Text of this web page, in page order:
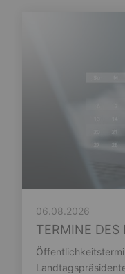
06.08.2026
TERMINE DES